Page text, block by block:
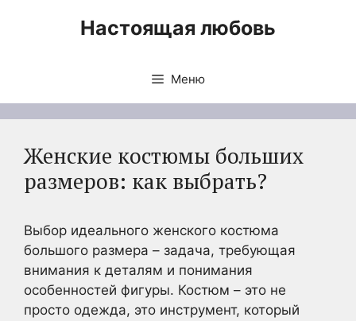
Настоящая любовь
Меню
Женские костюмы больших
размеров: как выбрать?
Выбор идеального женского костюма
большого размера – задача, требующая
внимания к деталям и понимания
особенностей фигуры. Костюм – это не
просто одежда, это инструмент, который